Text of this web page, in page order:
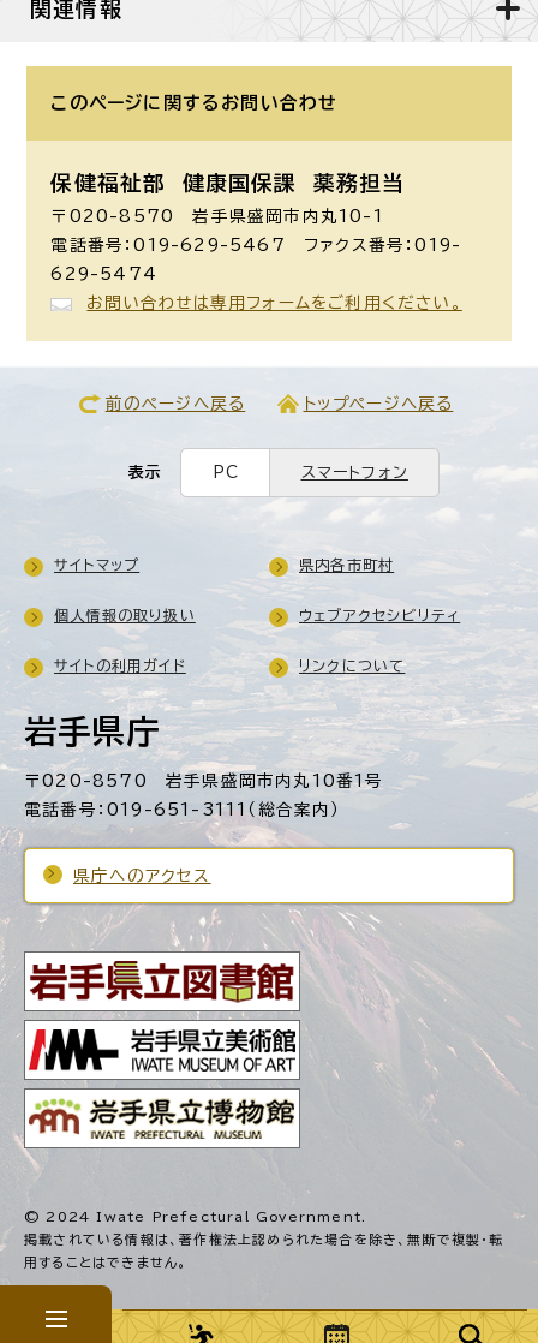
関連情報
このページに関する お問い合わせ
保健福祉部 健康国保課 薬務担当
〒020-8570 岩手県盛岡市内丸10-1
電話番号：019-629-5467 ファクス番号：019-
629-5474
お問い合わせは専用フォームをご利用ください。
前のページへ戻る トップページへ戻る
表示 PC スマートフォン
岩手県庁
〒020-8570 岩手県盛岡市内丸10番1号
電話番号：019-651-3111（総合案内）
県庁へのアクセス
サイトマップ 県内各市町村
個人情報の取り扱い ウェブアクセシビリティ
サイトの利用ガイド リンクについて
© 2024 Iwate Prefectural Government.
掲載されている情報は、著作権法上認められた場合を除き、無断で複製・転
用することはできません。